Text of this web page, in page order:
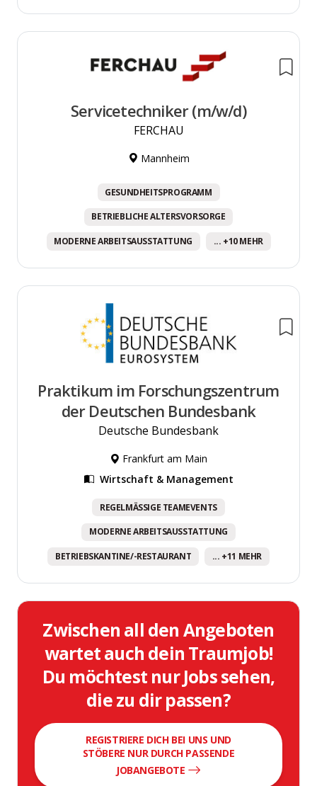
Servicetechniker (m/w/d)
FERCHAU
Mannheim
GESUNDHEITSPROGRAMM
BETRIEBLICHE ALTERSVORSORGE
MODERNE ARBEITSAUSSTATTUNG ... +10 MEHR
Praktikum im Forschungszentrum
der Deutschen Bundesbank
Deutsche Bundesbank
Frankfurt am Main
Wirtschaft & Management
REGELMÄSSIGE TEAMEVENTS
MODERNE ARBEITSAUSSTATTUNG
BETRIEBSKANTINE/-RESTAURANT ... +11 MEHR
Zwischen all den Angeboten
wartet auch dein Traumjob!
Du möchtest nur Jobs sehen,
die zu dir passen?
REGISTRIERE DICH BEI UNS UND
STÖBERE NUR DURCH PASSENDE
JOBANGEBOTE